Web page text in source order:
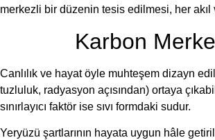
merkezli bir düzenin tesis edilmesi, her
Karbon
Canlılık ve hayat öyle muhteşem dizayn
tuzluluk, radyasyon açısından) ortaya
sınırlayıcı faktör ise sıvı formdaki sudur.
Yeryüzü şartlarının hayata uygun hâle